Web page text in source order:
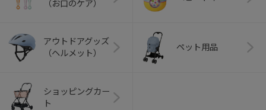
（お口のケア）
アウトドアグッズ
（ヘルメット）
ペット用品
ショッピングカー
ト